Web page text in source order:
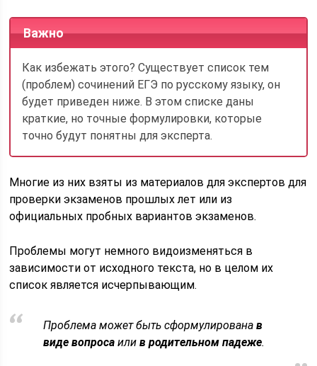
Важно
Как избежать этого? Существует список тем
(проблем) сочинений ЕГЭ по русскому языку, он
будет приведен ниже. В этом списке даны
краткие, но точные формулировки, которые
точно будут понятны для эксперта.
Многие из них взяты из материалов для экспертов для
проверки экзаменов прошлых лет или из
официальных пробных вариантов экзаменов.
Проблемы могут немного видоизменяться в
зависимости от исходного текста, но в целом их
список является исчерпывающим.
Проблема может быть сформулированав
виде вопроса илив родительном падеже.